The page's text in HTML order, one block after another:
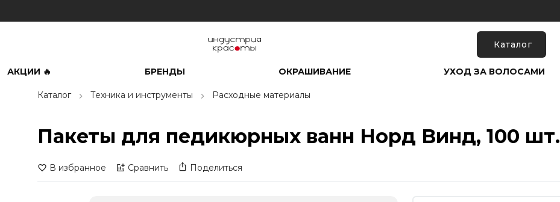
Каталог
АКЦИИ 🔥 БРЕНДЫ ОКРАШИВАНИЕ УХОД ЗА ВОЛОСАМИ
Каталог Техника и инструменты Расходные материалы
Пакеты для педикюрных ванн Норд Винд, 100 шт.
В избранное Сравнить Поделиться